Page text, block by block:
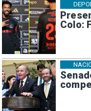
Colo: